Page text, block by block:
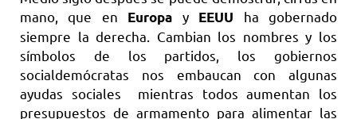
mano, que en Europa y EEUU ha gobernado
siempre la derecha. Cambian los nombres y los
símbolos de los partidos, los gobiernos
socialdemócratas nos embaucan con algunas
ayudas sociales mientras todos aumentan los
presupuestos de armamento para alimentar las